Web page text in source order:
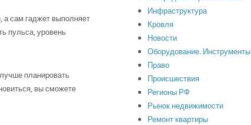
а сам гаджет выполняет
пульса, уровень
планировать
вы сможете
Инфраструктура
Кровля
Новости
Оборудование. Инструменты
Право
Происшествия
Регионы РФ
Рынок недвижимости
Ремонт квартиры